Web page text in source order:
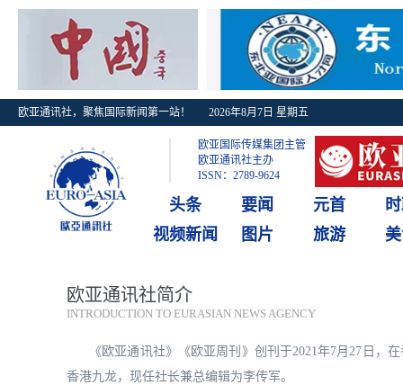
欧亚通讯社，聚焦国际新闻第一站！ 2026年8月7日 星期五
欧亚国际传媒集团主管
欧亚通讯社主办
ISSN：2789-9624
头条 要闻 元首
视频新闻
图片 旅游
欧亚通讯社简介
INTRODUCTION TO EURASIAN NEWS AGENCY
《欧亚通讯社》《欧亚周刊》创刊于2021年7月27日，
香港九龙，现任社长兼总编辑为李传军。